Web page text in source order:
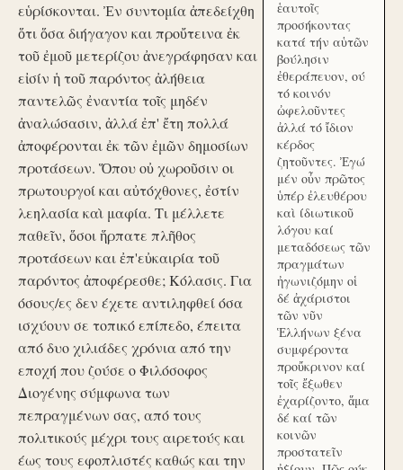
εὑρίσκονται. Ἐν συντομία ἀπεδείχθη
ὅτι ὅσα διήγαγον και προὔτεινα ἐκ
τοῦ ἐμοῦ μετερίζου ἀνεγράφησαν και
εἰσίν ἡ τοῦ παρόντος ἀλήθεια
παντελῶς ἐναντία τοῖς μηδέν
ἀναλώσασιν, ἀλλά ἐπ' ἔτη πολλά
ἀποφέρονται ἐκ τῶν ἐμῶν δημοσίων
προτάσεων. Ὅπου οὐ χωροῦσιν οι
πρωτουργοί και αὐτόχθονες, ἐστίν
λεηλασία καὶ μαφία. Τι μέλλετε
παθεῖν, ὅσοι ἥρπατε πλῆθος
προτάσεων και ἐπ'εὐκαιρία τοῦ
παρόντος ἀποφέρεσθε; Κόλασις. Για
όσους/ες δεν έχετε αντιληφθεί όσα
ισχύουν σε τοπικό επίπεδο, έπειτα
από δυο χιλιάδες χρόνια από την
εποχή που ζούσε ο Φιλόσοφος
Διογένης σύμφωνα των
πεπραγμένων σας, από τους
πολιτικούς μέχρι τους αιρετούς και
έως τους εφοπλιστές καθώς και την
ἑαυτοῖς
προσήκοντας
κατά τήν αὑτῶν
βούλησιν
ἐθεράπευον, ού
τό κοινόν
ὠφελοῦντες
ἀλλά τό ἴδιον
κέρδος
ζητοῦντες. Ἐγώ
μέν οὖν πρῶτος
ὑπέρ ἐλευθέρου
καὶ ίδιωτικοῦ
λόγου καί
μεταδόσεως τῶν
πραγμάτων
ἠγωνιζόμην οἱ
δέ ἀχάριστοι
τῶν νῦν
Ἑλλήνων ξένα
συμφέροντα
προὔκρινον καί
τοῖς ἔξωθεν
ἐχαρίζοντο, ἅμα
δέ καί τῶν
κοινῶν
προστατεῖν